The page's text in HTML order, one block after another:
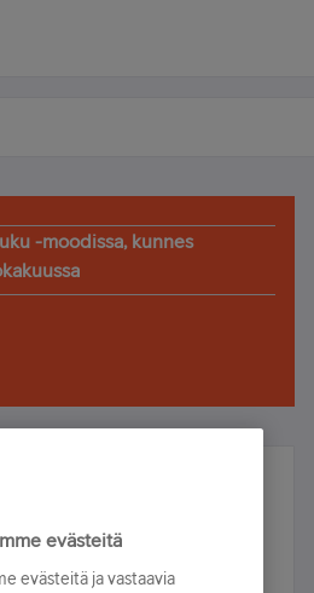
-moodissa, kunnes
ja voita!
olet mukana arvonnassa.
evästeitä
evästeitä ja vastaavia